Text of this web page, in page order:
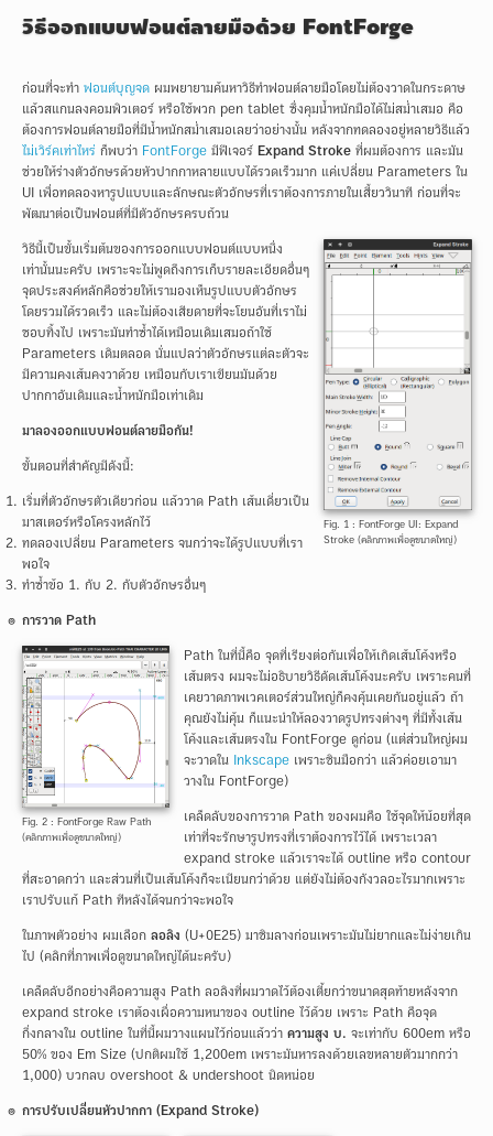
วิธีออกแบบฟอนต์ลายมือด้วย FontForge
ก่อนที่จะทำ ฟอนต์บุญจดผมพยายามค้นหาวิธีทำฟอนต์ลายมือโดยไม่ต้องวาดในกระดาษ
แล้วสแกนลงคอมพิวเตอร์ หรือใช้พวก pen tablet ซึ่งคุมน้ำหนักมือได้ไม่สม่ำเสมอ คือ
ต้องการฟอนต์ลายมือที่มีน้ำหนักสม่ำเสมอเลยว่าอย่างนั้น หลังจากทดลองอยู่หลายวิธีแล้ว
ไม่เวิร์คเท่าไหร่ ก็พบว่า FontForgeมีฟีเจอร์ Expand Strokeที่ผมต้องการ และมัน
ช่วยให้ร่างตัวอักษรด้วยหัวปากกาหลายแบบได้รวดเร็วมาก แค่เปลี่ยน Parameters ใน
UI เพื่อทดลองหารูปแบบและลักษณะตัวอักษรที่เราต้องการภายในเสี้ยววินาที ก่อนที่จะ
พัฒนาต่อเป็นฟอนต์ที่มีตัวอักษรครบถ้วน
Fig. 1 : FontForge UI: Expand
Stroke (คลิกภาพเพื่อดูขนาดใหญ่)
วิธีนี้เป็นขั้นเริ่มต้นของการออกแบบฟอนต์แบบหนึ่ง
เท่านั้นนะครับ เพราะจะไม่พูดถึงการเก็บรายละเอียดอื่นๆ
จุดประสงค์หลักคือช่วยให้เรามองเห็นรูปแบบตัวอักษร
โดยรวมได้รวดเร็ว และไม่ต้องเสียดายที่จะโยนอันที่เราไม่
ชอบทิ้งไป เพราะมันทำซ้ำได้เหมือนเดิมเสมอถ้าใช้
Parameters เดิมตลอด นั่นแปลว่าตัวอักษรแต่ละตัวจะ
มีความคงเส้นคงวาด้วย เหมือนกับเราเขียนมันด้วย
ปากกาอันเดิมและน้ำหนักมือเท่าเดิม
มาลองออกแบบฟอนต์ลายมือกัน!
ขั้นตอนที่สำคัญมีดังนี้:
เริ่มที่ตัวอักษรตัวเดียวก่อน แล้ววาด Path เส้นเดี่ยวเป็น
มาสเตอร์หรือโครงหลักไว้
ทดลองเปลี่ยน Parameters จนกว่าจะได้รูปแบบที่เรา
พอใจ
ทำซ้ำข้อ 1. กับ 2. กับตัวอักษรอื่นๆ
การวาด Path
Fig. 2 : FontForge Raw Path
(คลิกภาพเพื่อดูขนาดใหญ่)
Path ในที่นี้คือ จุดที่เรียงต่อกันเพื่อให้เกิดเส้นโค้งหรือ
เส้นตรง ผมจะไม่อธิบายวิธีดัดเส้นโค้งนะครับ เพราะคนที่
เคยวาดภาพเวคเตอร์ส่วนใหญ่ก็คงคุ้นเคยกันอยู่แล้ว ถ้า
คุณยังไม่คุ้น ก็แนะนำให้ลองวาดรูปทรงต่างๆ ที่มีทั้งเส้น
โค้งและเส้นตรงใน FontForge ดูก่อน (แต่ส่วนใหญ่ผม
จะวาดใน
Inkscape เพราะชินมือกว่า แล้วค่อยเอามา
วางใน FontForge)
เคล็ดลับของการวาด Path ของผมคือ ใช้จุดให้น้อยที่สุด
เท่าที่จะรักษารูปทรงที่เราต้องการไว้ได้ เพราะเวลา
expand stroke แล้วเราจะได้ outline หรือ contour
ที่สะอาดกว่า และส่วนที่เป็นเส้นโค้งก็จะเนียนกว่าด้วย แต่ยังไม่ต้องกังวลอะไรมากเพราะ
เราปรับแก้ Path ทีหลังได้จนกว่าจะพอใจ
ในภาพตัวอย่าง ผมเลือก ลอลิง (U+0E25) มาชิมลางก่อนเพราะมันไม่ยากและไม่ง่ายเกิน
ไป (คลิกที่ภาพเพื่อดูขนาดใหญ่ได้นะครับ)
เคล็ดลับอีกอย่างคือความสูง Path ลอลิงที่ผมวาดไว้ต้องเตี้ยกว่าขนาดสุดท้ายหลังจาก
expand stroke เราต้องเผื่อความหนาของ outline ไว้ด้วย เพราะ Path คือจุด
กึ่งกลางใน outline ในที่นี้ผมวางแผนไว้ก่อนแล้วว่า ความสูง บ. จะเท่ากับ 600em หรือ
50% ของ Em Size (ปกติผมใช้ 1,200em เพราะมันหารลงด้วยเลขหลายตัวมากกว่า
1,000) บวกลบ overshoot & undershoot นิดหน่อย
การปรับเปลี่ยนหัวปากกา (Expand Stroke)